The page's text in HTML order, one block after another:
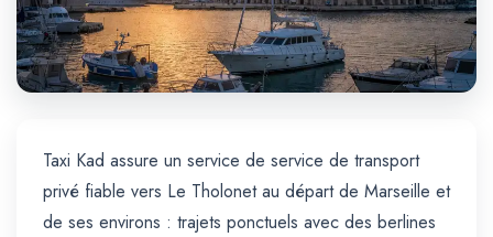
Taxi Kad assure un service de service de transport
privé fiable vers Le Tholonet au départ de Marseille et
de ses environs : trajets ponctuels avec des berlines